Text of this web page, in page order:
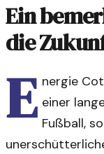
Ein
die
E nergie
einer
Fußball,